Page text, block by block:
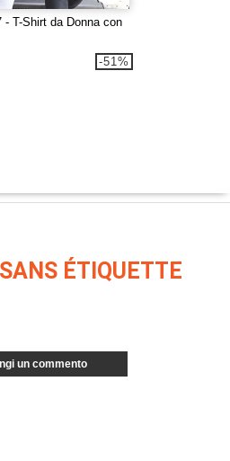
- T-Shirt da Donna con
-51%
ÉTIQUETTE
un commento